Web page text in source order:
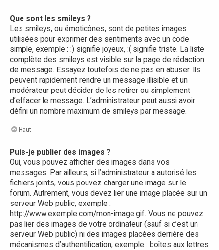
Que sont les smileys ?
Les smileys, ou émoticônes, sont de petites images
utilisées pour exprimer des sentiments avec un code
simple, exemple : :) signifie joyeux, :( signifie triste. La liste
complète des smileys est visible sur la page de rédaction
de message. Essayez toutefois de ne pas en abuser. Ils
peuvent rapidement rendre un message illisible et un
modérateur peut décider de les retirer ou simplement
d’effacer le message. L’administrateur peut aussi avoir
défini un nombre maximum de smileys par message.
Haut
Puis-je publier des images ?
Oui, vous pouvez afficher des images dans vos
messages. Par ailleurs, si l’administrateur a autorisé les
fichiers joints, vous pouvez charger une image sur le
forum. Autrement, vous devez lier une image placée sur un
serveur Web public, exemple :
http://www.exemple.com/mon-image.gif. Vous ne pouvez
pas lier des images de votre ordinateur (sauf si c’est un
serveur Web public) ni des images placées derrière des
mécanismes d’authentification, exemple : boîtes aux lettres